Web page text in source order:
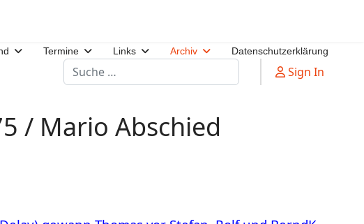
Termine Links Archiv Datenschutzerklärung
Suchen Sign In
/ Mario Abschied